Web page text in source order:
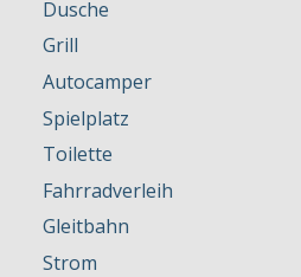
Dusche
Grill
Autocamper
Spielplatz
Toilette
Fahrradverleih
Gleitbahn
Strom